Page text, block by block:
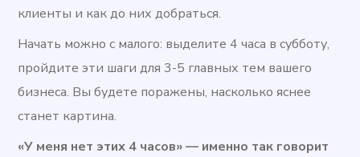
клиенты и как до них добраться.
Начать можно с малого: выделите 4 часа в субботу,
пройдите эти шаги для 3-5 главных тем вашего
бизнеса. Вы будете поражены, насколько яснее
станет картина.
«У меня нет этих 4 часов» — именно так говорит